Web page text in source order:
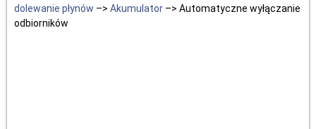
dolewanie płynów –> Akumulator –> Automatyczne wyłączanie
odbiorników